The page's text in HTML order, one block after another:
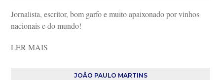
Jornalista, escritor, bom garfo e muito apaixonado por vinhos
nacionais e do mundo!
LER MAIS
JOÃO PAULO MARTINS